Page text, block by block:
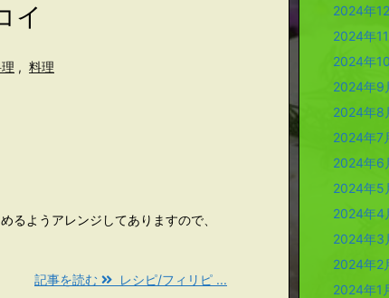
イ
, 料理
るようアレンジしてありますので、
記事を読む レシピ/フィリピ ...
2024年
2024年
2024年
2024年9
2024年8
2024年7
2024年6
2024年5
2024年4
2024年3
2024年2
2024年1